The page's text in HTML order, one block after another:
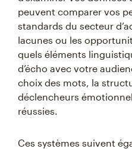
peuvent comparer vos
standards du secteur
lacunes ou les
quels éléments
d’écho avec votre
choix des mots, la
déclencheurs
réussies.
Ces systèmes suivent